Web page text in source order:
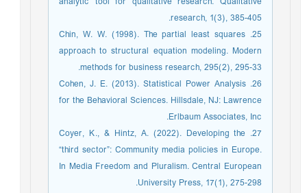
research, 1(3), 385-405.
25. Chin, W. W. (1998). The partial least squares
approach to structural equation modeling. Modern
methods for business research, 295(2), 295-33.
26. Cohen, J. E. (2013). Statistical Power Analysis
for the Behavioral Sciences. Hillsdale, NJ: Lawrence
Erlbaum Associates, Inc.
27. Coyer, K., & Hintz, A. (2022). Developing the
“third sector”: Community media policies in Europe.
In Media Freedom and Pluralism. Central European
University Press, 17(1), 275-298.